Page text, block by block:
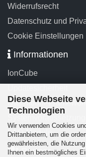
Diese Webseite
Technologien
Wir verwenden Cookies
Drittanbietern, um die
gewährleisten, die
Ihnen ein bestmögliches
Widerrufsrecht
Datenschutz und
Cookie Einstellungen
Informationen
IonCube
Das Modul-
FAQ-Module
Partner